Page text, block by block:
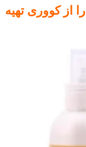
از کووری تهیه